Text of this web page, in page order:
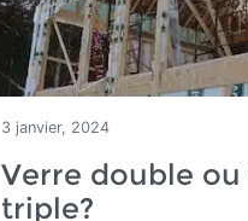
3 janvier, 2024
Verre double ou
triple?